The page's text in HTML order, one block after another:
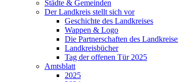
Städte & Gemeinden
Der Landkreis stellt sich vor
Geschichte des Landkreises
Wappen & Logo
Die Partnerschaften des
Landkreisbücher
Tag der offenen Tür 2025
Amtsblatt
2025